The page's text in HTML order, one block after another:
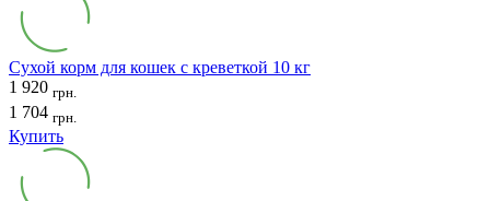
Сухой корм для кошек с креветкой 10 кг
1 920 грн.
1 704 грн.
Купить